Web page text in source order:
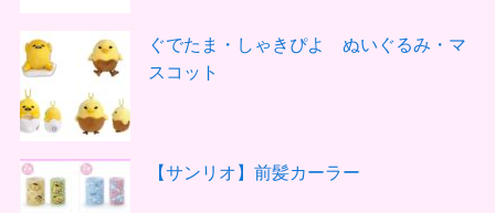
ぐでたま・しゃきぴよ ぬいぐるみ・マ
スコット
【サンリオ】前髪カーラー